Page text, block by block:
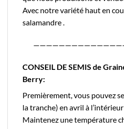
Avec notre variété haut en
salamandre.
CONSEIL DE SEMIS de
Berry:
Premièrement, vous pouvez
la tranche) en avril à
Maintenez une température